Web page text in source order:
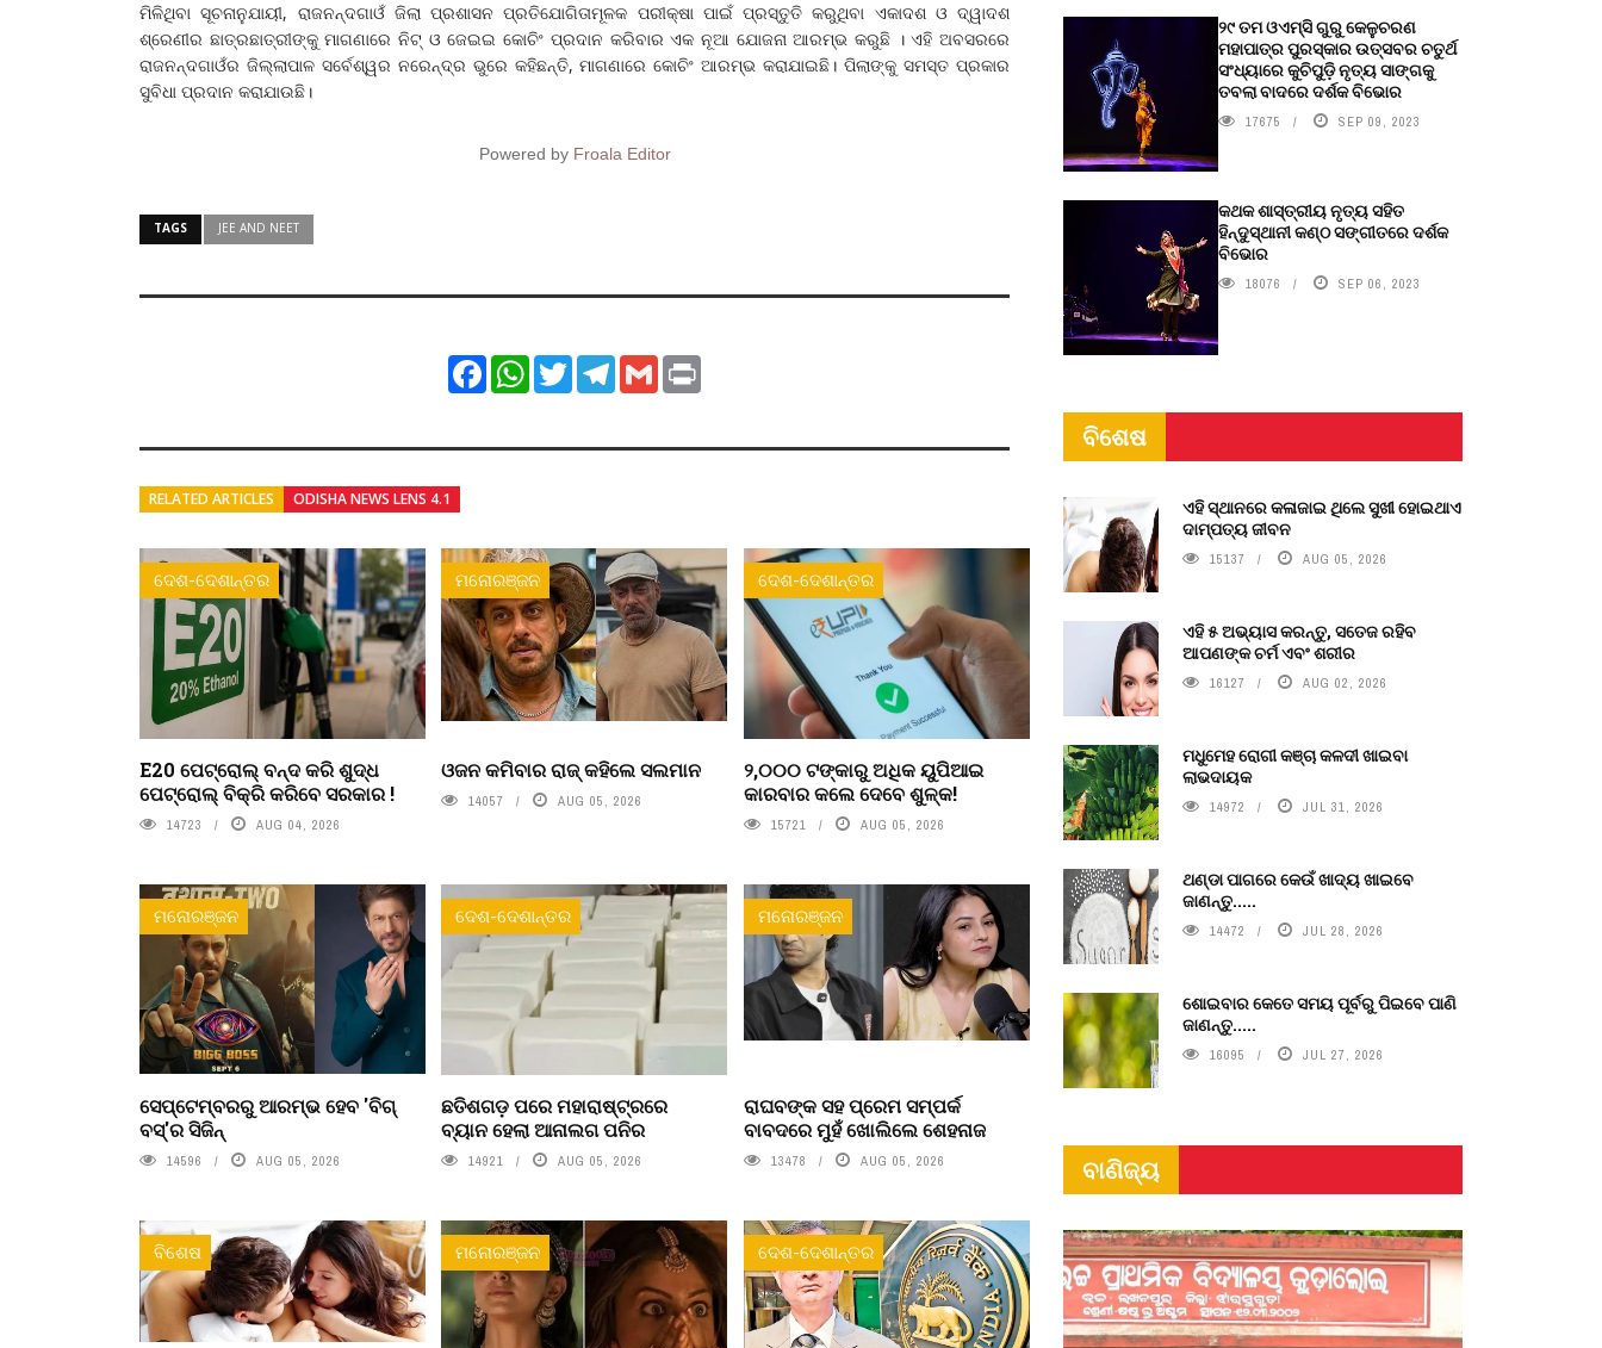
ମିଳିଥିବା ସୂଚନାନୁଯାୟୀ, ରାଜନନ୍ଦଗାଓଁ ଜିଲା ପ୍ରଶାସନ ପ୍ରତିଯୋଗିତାମୂଳକ ପରୀକ୍ଷା ପାଇଁ ପ୍ରସ୍ତୁତି କରୁଥିବା ଏକାଦଶ ଓ ଦ୍ୱାଦଶ
ଶ୍ରେଣୀର ଛାତ୍ରଛାତ୍ରୀଙ୍କୁ ମାଗଣାରେ ନିଟ୍‌ ଓ ଜେଇଇ କୋଚିଂ ପ୍ରଦାନ କରିବାର ଏକ ନୂଆ ଯୋଜନା ଆରମ୍ଭ କରୁଛି । ଏହି ଅବସରରେ
ରାଜନନ୍ଦଗାଓଁର ଜିଲ୍ଲାପାଳ ସର୍ବେଶ୍ୱର ନରେନ୍ଦ୍ର ଭୁରେ କହିଛନ୍ତି, ମାଗଣାରେ କୋଚିଂ ଆରମ୍ଭ କରାଯାଇଛି। ପିଲାଙ୍କୁ ସମସ୍ତ ପ୍ରକାର
ସୁବିଧା ପ୍ରଦାନ କରାଯାଉଛି।
Powered by Froala Editor
TAGS JEE AND NEET
FacebookWhatsApp
TwitterTelegram
Gmail
RELATED ARTICLES ODISHA NEWS LENS 4.1
ଦେଶ-ଦେଶାନ୍ତର
E20 ପେଟ୍ରୋଲ୍ ବନ୍ଦ କରି ଶୁଦ୍ଧ
ପେଟ୍ରୋଲ୍ ବିକ୍ରି କରିବେ ସରକାର !
14723 AUG 04, 2026
ମନୋରଞ୍ଜନ
ଓଜନ କମିବାର ରାଜ୍ କହିଲେ ସଲମାନ
14057 AUG 05, 2026
ଦେଶ-ଦେଶାନ୍ତର
୨,୦୦୦ ଟଙ୍କାରୁ ଅଧିକ ୟୁପିଆଇ
କାରବାର କଲେ ଦେବେ ଶୁଳ୍କ!
15721 AUG 05, 2026
ମନୋରଞ୍ଜନ
ସେପ୍ଟେମ୍ବରରୁ ଆରମ୍ଭ ହେବ 'ବିଗ୍
ବସ୍'ର ସିଜିନ୍
14596 AUG 05, 2026
ଦେଶ-ଦେଶାନ୍ତର
ଛତିଶଗଡ଼ ପରେ ମହାରାଷ୍ଟ୍ରରେ
ବ୍ୟାନ ହେଲା ଆନାଲଗ ପନିର
14921 AUG 05, 2026
ମନୋରଞ୍ଜନ
ରାଘବଙ୍କ ସହ ପ୍ରେମ ସମ୍ପର୍କ
ବାବଦରେ ମୁହଁ ଖୋଲିଲେ ଶେହନାଜ
13478 AUG 05, 2026
ବିଶେଷ ମନୋରଞ୍ଜନ ଦେଶ-ଦେଶାନ୍ତର
୨୯ ତମ ଓଏମ୍‌ସି ଗୁରୁ କେଳୁଚରଣ
ମହାପାତ୍ର ପୁରସ୍କାର ଉତ୍ସବର ଚତୁର୍ଥ
ସଂଧ୍ୟାରେ କୁଚିପୁଡ଼ି ନୃତ୍ୟ ସାଙ୍ଗକୁ
ତବଲା ବାଦରେ ଦର୍ଶକ ବିଭୋର
17675 SEP 09, 2023
କଥକ ଶାସ୍ତ୍ରୀୟ ନୃତ୍ୟ ସହିତ
ହିନ୍ଦୁସ୍ଥାନୀ କଣ୍ଠ ସଙ୍ଗୀତରେ ଦର୍ଶକ
ବିଭୋର
18076 SEP 06, 2023
ବିଶେଷ
ଏହି ସ୍ଥାନରେ କଳାଜାଇ ଥିଲେ ସୁଖୀ ହୋଇଥାଏ
ଦାମ୍ପତ୍ୟ ଜୀବନ
15137 AUG 05, 2026
ଏହି ୫ ଅଭ୍ୟାସ କରନ୍ତୁ, ସତେଜ ରହିବ
ଆପଣଙ୍କ ଚର୍ମ ଏବଂ ଶରୀର
16127 AUG 02, 2026
ମଧୁମେହ ରୋଗୀ କଞ୍ଚା କଳଦୀ ଖାଇବା
ଲାଭଦାୟକ
14972 JUL 31, 2026
ଥଣ୍ଡା ପାଗରେ କେଉଁ ଖାଦ୍ୟ ଖାଇବେ
ଜାଣନ୍ତୁ.....
14472 JUL 28, 2026
ଶୋଇବାର କେତେ ସମୟ ପୂର୍ବରୁ ପିଇବେ ପାଣି
ଜାଣନ୍ତୁ.....
16095 JUL 27, 2026
ବାଣିଜ୍ୟ